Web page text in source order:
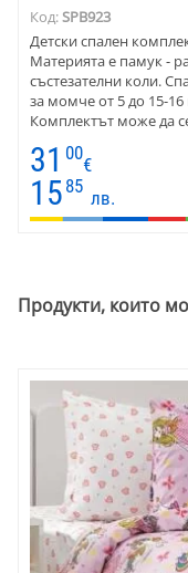
Код:SPB923
Детски спален
Материята е памук -
състезателни коли.
за момче от 5 до 15-
Комплектът може да
31 00
€
15 85
лв.
Продукти, които